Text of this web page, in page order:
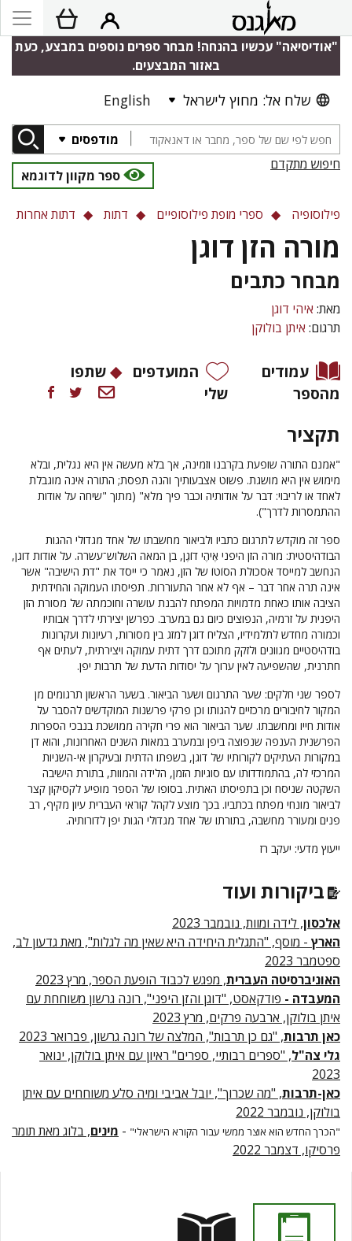
"אודיסיאה" עכשיו בהנחה! מבחר ספרים נוספים במבצע, כעת
באזור המבצעים.
שלח אל: מחוץ לישראל English
מודפסים
חיפוש מתקדם
ספר מקוון לדוגמא
פילוסופיה ספרי מופת פילוסופיים דתות דתות אחרות
מורה הזן דוגן
מבחר כתבים
מאת: איהי דוגן
תרגום: איתן בולוקן
עמודים
מהספר
המועדפים
שלי
שתפו
תקציר
"אמנם התורה שופעת בקרבנו וזמינה, אך בלא מעשה אין היא נגלית, ובלא
מימוש אין היא מושגת. פשוט אצבעותיך והנה תפסת; התורה אינה מוגבלת
לאחד או לריבוי: דבר על אודותיה וכבר פיך מלא" (מתוך "שיחה על אודות
ההתמסרות לדרך").
ספר זה מוקדש לתרגום כתביו ולביאור מחשבתו של אחד מגדולי ההגות
הבודהיסטית: מורה הזן היפני אֶיהֶי דוֹגֶן, בן המאה השלוש־עשרה. על אודות דוגן,
הנחשב למייסד אסכולת הסוֹטוֹ של הזן, נאמר כי ייסד את "דת הישיבה" אשר
אינה תרה אחר דבר – אף לא אחר התעוררות. תפיסתו העמוקה והחידתית
הציבה אותו כאחת מדמויות המפתח להבנת עושרה וחוכמתה של מסורת הזן
היפנית על זרמיה, הנפוצים כיום גם במערב. כפרשן יצירתי לדרך אבותיו
וכמורה מחדש לתלמידיו, הצליח דוגן למזג בין מסורות, רעיונות ועקרונות
בודהיסטיים מגוונים ולזקק מתוכם דרך דתית עמוקה ויצירתית, לעתים אף
חתרנית, שהשפיעה לאין ערוך על יסודות הדעת של תרבות יפן.
לספר שני חלקים: שער התרגום ושער הביאור. בשער הראשון תרגומים מן
המקור לחיבורים מרכזיים להגותו וכן פרקי פרשנות המוקדשים להסבר על
אודות חייו ומחשבתו. שער הביאור הוא פרי חקירה ממושכת בנבכי הספרות
הפרשנית הענפה שנפוצה ביפן ובמערב במאות השנים האחרונות, והוא דן
במקורות העתיקים לקורותיו של דוגן, בשפתו הדתית ובעיקרון אי-השניות
המרכזי לה, בהתמודדותו עם סוגיות הזמן, הלידה והמוות, בתורת הישיבה
השקטה שניסח וכן בתפיסתו האתית. בסופו של הספר מופיע לקסיקון קצר
לביאור מונחי מפתח בכתביו. בכך מוצע לקהל קוראי העברית עיון מקיף, רב
פנים ומעורר מחשבה, בתורתו של אחד מגדולי הגות יפן לדורותיה.
ייעוץ מדעי: יעקב רז
ביקורות ועוד
אלכסון, לידה ומוות, נובמבר 2023
הארץ - מוסף, "התגלית היחידה היא שאין מה לגלות", מאת גדעון לב,
ספטמבר 2023
האוניברסיטה העברית, מפגש לכבוד הופעת הספר, מרץ 2023
המעבדה - פודקאסט, "דוגן והזן היפני", רונה גרשון משוחחת עם
איתן בולוקן, ארבעה פרקים, מרץ 2023
כאן תרבות, "גם כן תרבות", המלצה של רונה גרשון, פברואר 2023
גלי צה"ל, "ספרים רבותיי, ספרים" ראיון עם איתן בולוקן, ינואר
2023
כאן-תרבות, "מה שכרוך", יובל אביבי ומיה סלע משוחחים עם איתן
בולוקן, נובמבר 2022
"הכרך החדש הוא אוצר ממשי עבור הקורא הישראלי" - מינים, בלוג מאת תומר
פרסיקו, דצמבר 2022